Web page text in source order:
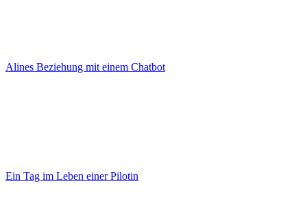
Alines Beziehung mit einem Chatbot
Ein Tag im Leben einer Pilotin